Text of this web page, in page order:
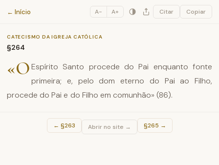
Catecismo da Igreja Católica
← Início A− A+ Citar Copiar
CATECISMO DA IGREJA CATÓLICA
§264
«OEspírito Santo procede do Pai enquanto fonte
primeira; e, pelo dom eterno do Pai ao Filho,
procede do Pai e do Filho em comunhão» (86).
← §263 Abrir no site → §265 →